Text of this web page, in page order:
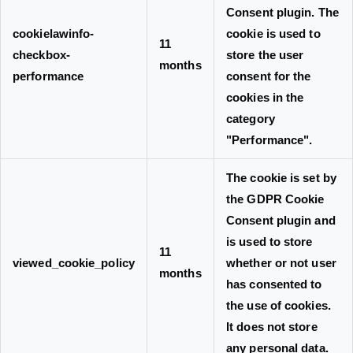
cookielawinfo-
checkbox-
performance
11
months
Consent plugin. The
cookie is used to
store the user
consent for the
cookies in the
category
"Performance".
viewed_cookie_policy
11
months
The cookie is set by
the GDPR Cookie
Consent plugin and
is used to store
whether or not user
has consented to
the use of cookies.
It does not store
any personal data.